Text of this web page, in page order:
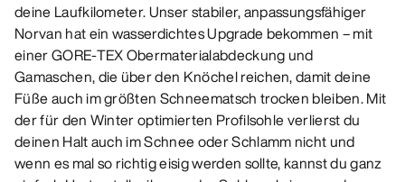
deine Laufkilometer. Unser stabiler, anpassungsfähiger
Norvan hat ein wasserdichtes Upgrade bekommen – mit
einer GORE-TEX Obermaterialabdeckung und
Gamaschen, die über den Knöchel reichen, damit deine
Füße auch im größten Schneematsch trocken bleiben. Mit
der für den Winter optimierten Profilsohle verlierst du
deinen Halt auch im Schnee oder Schlamm nicht und
wenn es mal so richtig eisig werden sollte, kannst du ganz